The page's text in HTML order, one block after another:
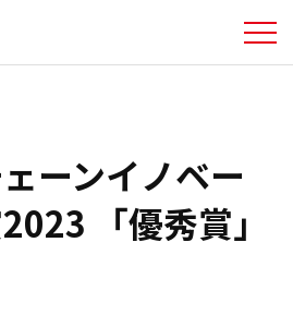
ーンイノベー
「優秀賞」